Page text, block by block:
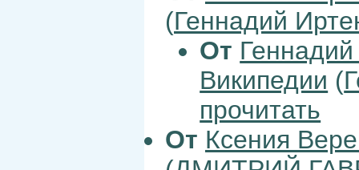
(Геннадий
От
Википедии (
прочитать
От Ксения